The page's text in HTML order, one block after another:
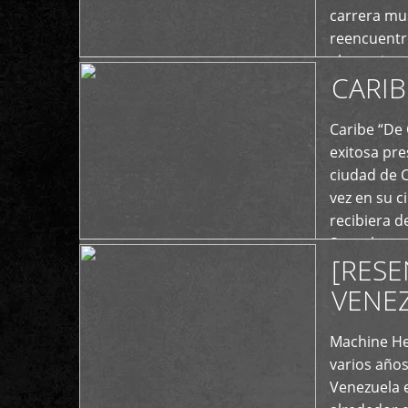
carrera
el exterior
Caribe
exitosa
ciudad de
vez en su
recibiera
Store los
Machine
varios
Venezuela